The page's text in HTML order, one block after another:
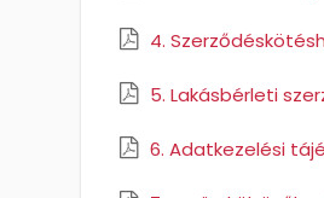
4.
5. Lakásbérleti
6. Adatkezelési